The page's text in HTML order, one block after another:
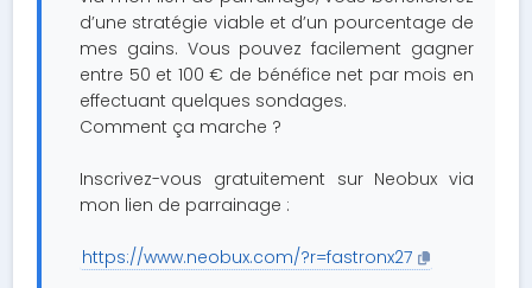
d’une stratégie viable et d’un pourcentage de
mes gains. Vous pouvez facilement gagner
entre 50 et 100 € de bénéfice net par mois en
effectuant quelques sondages.
Comment ça marche ?
Inscrivez-vous gratuitement sur Neobux via
mon lien de parrainage :
https://www.neobux.com/?r=fastronx27